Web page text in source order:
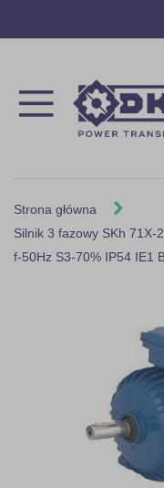
Strona główna
Silnik 3 fazowy SKh
f-50Hz S3-70% IP54 IE1